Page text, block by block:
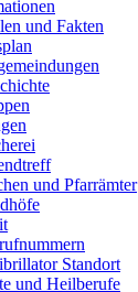
und Fakten
und Pfarrämter
Standort
und Heilberufe